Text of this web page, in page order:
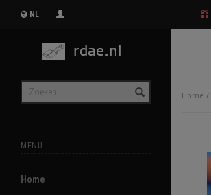
NL
MENU
Home
Home /